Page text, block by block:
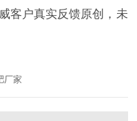
客户真实反馈原创，未
厂家